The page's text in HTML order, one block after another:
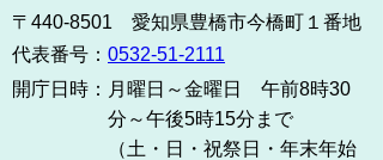
〒440-8501 愛知県豊橋市今橋町１番地
代表番号： 0532-51-2111
開庁日時： 月曜日～金曜日 午前8時30
分～午後5時15分まで
（土・日・祝祭日・年末年始